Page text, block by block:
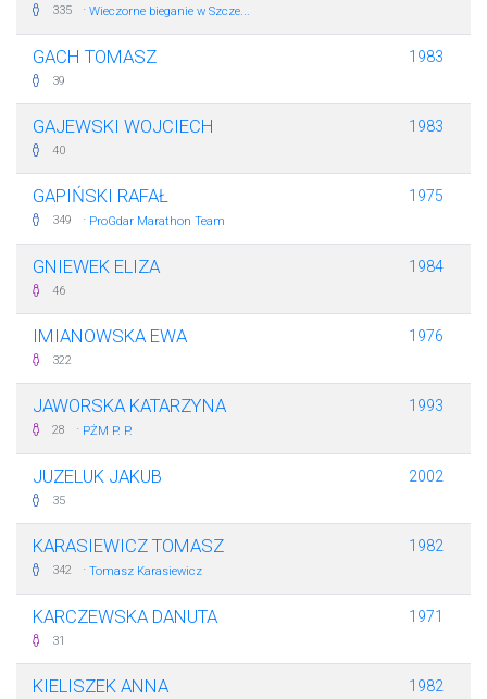
335 · Wieczorne bieganie w Szcze...
GACH TOMASZ
39
1983
GAJEWSKI WOJCIECH
40
1983
GAPIŃSKI RAFAŁ
349 · ProGdar Marathon Team
1975
GNIEWEK ELIZA
46
1984
IMIANOWSKA EWA
322
1976
JAWORSKA KATARZYNA
28 · PŻM P. P.
1993
JUZELUK JAKUB
35
2002
KARASIEWICZ TOMASZ
342 · Tomasz Karasiewicz
1982
KARCZEWSKA DANUTA
31
1971
KIELISZEK ANNA 1982